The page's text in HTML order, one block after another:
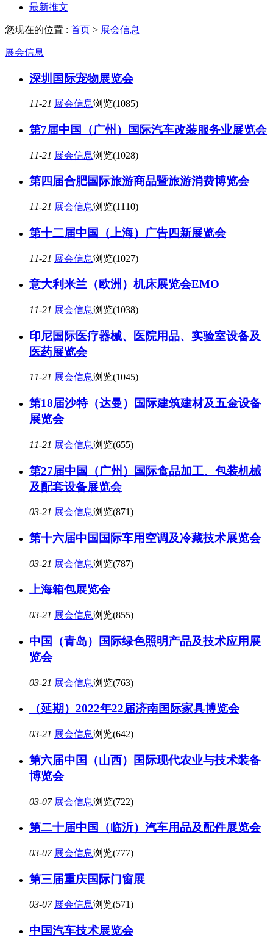
最新推文
您现在的位置 : 首页 > 展会信息
展会信息
深圳国际宠物展览会
11-21 展会信息浏览(1085)
第7届中国（广州）国际汽车改装服务业展览会
11-21 展会信息浏览(1028)
第四届合肥国际旅游商品暨旅游消费博览会
11-21 展会信息浏览(1110)
第十二届中国（上海）广告四新展览会
11-21 展会信息浏览(1027)
意大利米兰（欧洲）机床展览会EMO
11-21 展会信息浏览(1038)
印尼国际医疗器械、医院用品、实验室设备及
医药展览会
11-21 展会信息浏览(1045)
第18届沙特（达曼）国际建筑建材及五金设备
展览会
11-21 展会信息浏览(655)
第27届中国（广州）国际食品加工、包装机械
及配套设备展览会
03-21 展会信息浏览(871)
第十六届中国国际车用空调及冷藏技术展览会
03-21 展会信息浏览(787)
上海箱包展览会
03-21 展会信息浏览(855)
中国（青岛）国际绿色照明产品及技术应用展
览会
03-21 展会信息浏览(763)
（延期）2022年22届济南国际家具博览会
03-21 展会信息浏览(642)
第六届中国（山西）国际现代农业与技术装备
博览会
03-07 展会信息浏览(722)
第二十届中国（临沂）汽车用品及配件展览会
03-07 展会信息浏览(777)
第三届重庆国际门窗展
03-07 展会信息浏览(571)
中国汽车技术展览会